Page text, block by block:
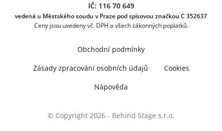
IČ: 116 70 649
vedená u Městského soudu v Praze pod spisovou značkou C 352637
Ceny jsou uvedeny vč. DPH a všech zákonných poplatků.
Obchodní podmínky
Zásady zpracování osobních údajů
Cookies
Nápověda
© Copyright 2026 - Behind Stage s.r.o.